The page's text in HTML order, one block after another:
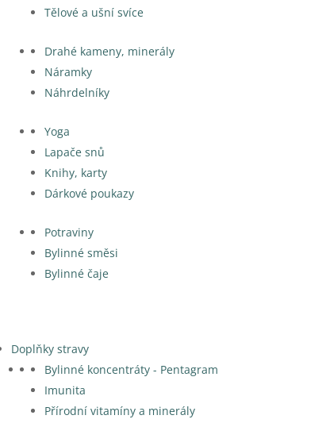
Tělové a ušní svíce
Drahé kameny, minerály
Náramky
Náhrdelníky
Yoga
Lapače snů
Knihy, karty
Dárkové poukazy
Potraviny
Bylinné směsi
Bylinné čaje
Doplňky stravy
Bylinné koncentráty - Pentagram
Imunita
Přírodní vitamíny a minerály